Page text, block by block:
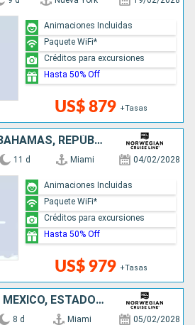
US$ 879 +Tasas
Animaciones Incluidas
Paquete WiFi*
Créditos para excursiones
Hasta 50% Off
ESTADOS UNIDOS, BAHAMAS, REPÚBLICA DOMINICANA, ARUBA, JAMAICA, ISLAS CAIMÁN
11 d Miami 04/02/2028
US$ 979 +Tasas
Animaciones Incluidas
Paquete WiFi*
Créditos para excursiones
Hasta 50% Off
HONDURAS, BELICE, MÉXICO, ESTADOS UNIDOS
8 d Miami 05/02/2028